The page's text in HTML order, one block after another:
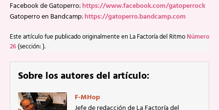
Facebook de Gatoperro:https://www.facebook.com/gatoperrock
Gatoperro en Bandcamp:https://gatoperro.bandcamp.com
Este artículo fue publicado originalmente en La Factoría del Ritmo Número
26 (sección: ).
Sobre los autores del artículo:
F-MHop